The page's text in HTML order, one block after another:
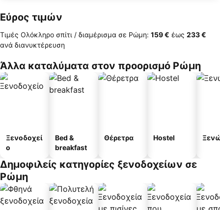
Εύρος τιμών
Τιμές Ολόκληρο σπίτι / διαμέρισμα σε Ρώμη: ‎159 € έως ‎233 €
ανά διανυκτέρευση
Άλλα καταλύματα στον προορισμό Ρώμη
Ξενοδοχεί
ο
Bed &
breakfast
Θέρετρα Hostel
Δημοφιλείς κατηγορίες ξενοδοχείων σε
Ρώμη